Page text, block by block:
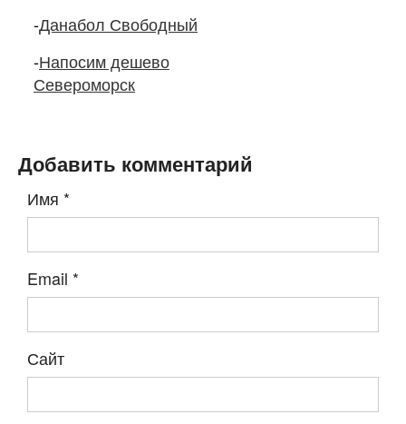
-Данабол Свободный
-Напосим дешево
Североморск
Добавить комментарий
Имя *
Email *
Сайт